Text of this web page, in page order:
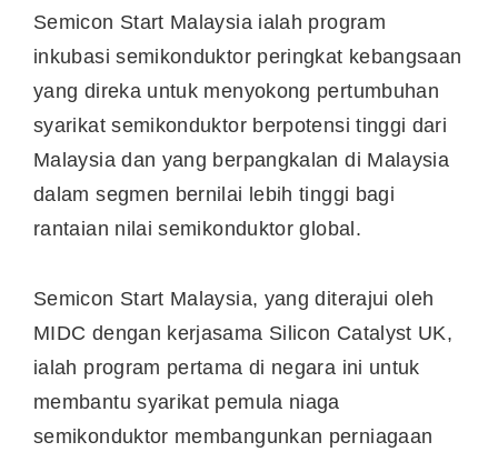
Semicon Start Malaysia ialah program
inkubasi semikonduktor peringkat kebangsaan
yang direka untuk menyokong pertumbuhan
syarikat semikonduktor berpotensi tinggi dari
Malaysia dan yang berpangkalan di Malaysia
dalam segmen bernilai lebih tinggi bagi
rantaian nilai semikonduktor global.
Semicon Start Malaysia, yang diterajui oleh
MIDC dengan kerjasama Silicon Catalyst UK,
ialah program pertama di negara ini untuk
membantu syarikat pemula niaga
semikonduktor membangunkan perniagaan